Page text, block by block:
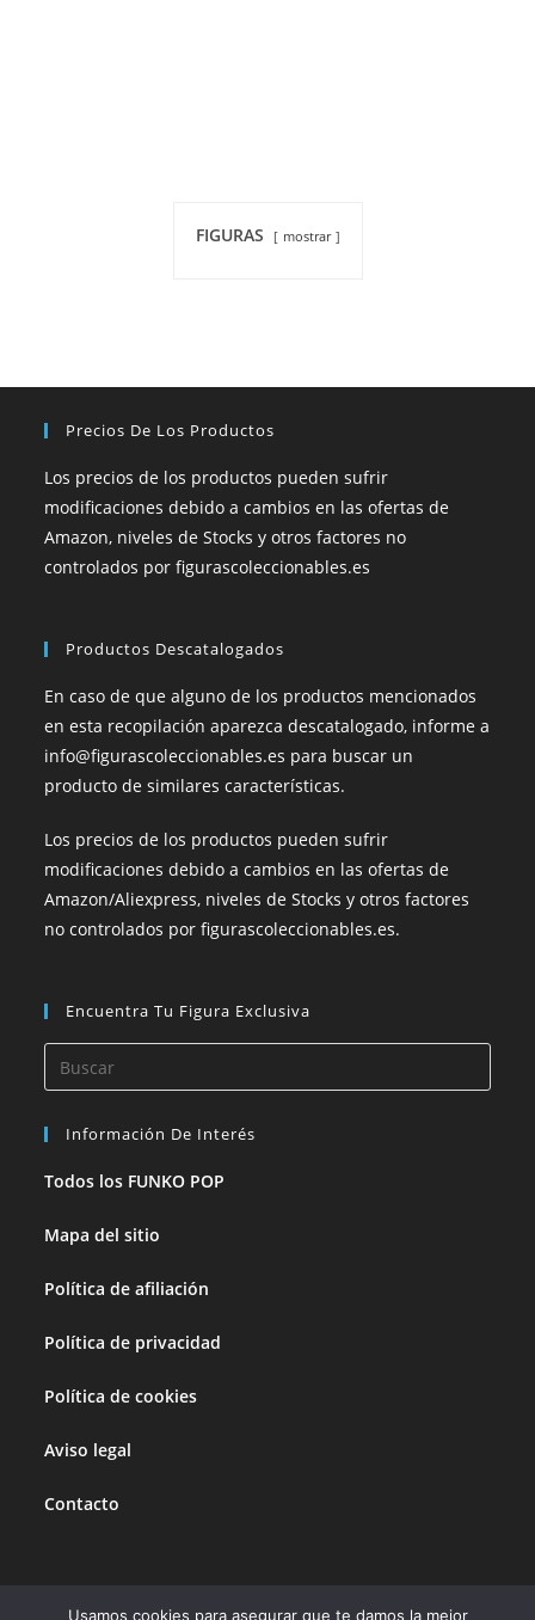
FIGURAS mostrar
Precios De Los Productos
Los precios de los productos pueden sufrir
modificaciones debido a cambios en las ofertas de
Amazon, niveles de Stocks y otros factores no
controlados por figurascoleccionables.es
Productos Descatalogados
En caso de que alguno de los productos mencionados
en esta recopilación aparezca descatalogado, informe a
info@figurascoleccionables.es para buscar un
producto de similares características.
Los precios de los productos pueden sufrir
modificaciones debido a cambios en las ofertas de
Amazon/Aliexpress, niveles de Stocks y otros factores
no controlados por figurascoleccionables.es.
Encuentra Tu Figura Exclusiva
Información De Interés
Todos los FUNKO POP
Mapa del sitio
Política de afiliación
Política de privacidad
Política de cookies
Aviso legal
Contacto
Usamos cookies para asegurar que te damos la mejor